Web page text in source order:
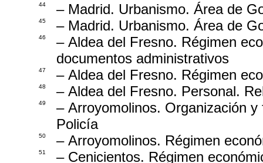
44 – Madrid. Urbanismo. Área de
45 – Madrid. Urbanismo. Área de
46
– Aldea del Fresno. Régimen
documentos administrativos
47 – Aldea del Fresno. Régimen
48 – Aldea del Fresno. Personal.
49
– Arroyomolinos. Organización
Policía
50 – Arroyomolinos. Régimen
51 – Cenicientos. Régimen